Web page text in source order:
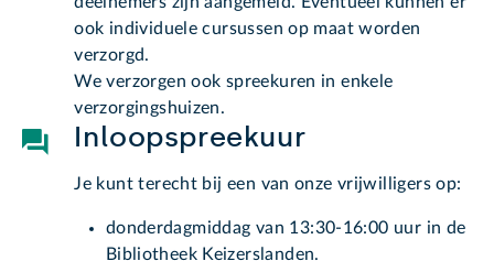
ook individuele cursussen op maat worden
verzorgd.
We verzorgen ook spreekuren in enkele
verzorgingshuizen.
Inloopspreekuur
Je kunt terecht bij een van onze vrijwilligers op:
donderdagmiddag van 13:30-16:00 uur in de
Bibliotheek Keizerslanden.